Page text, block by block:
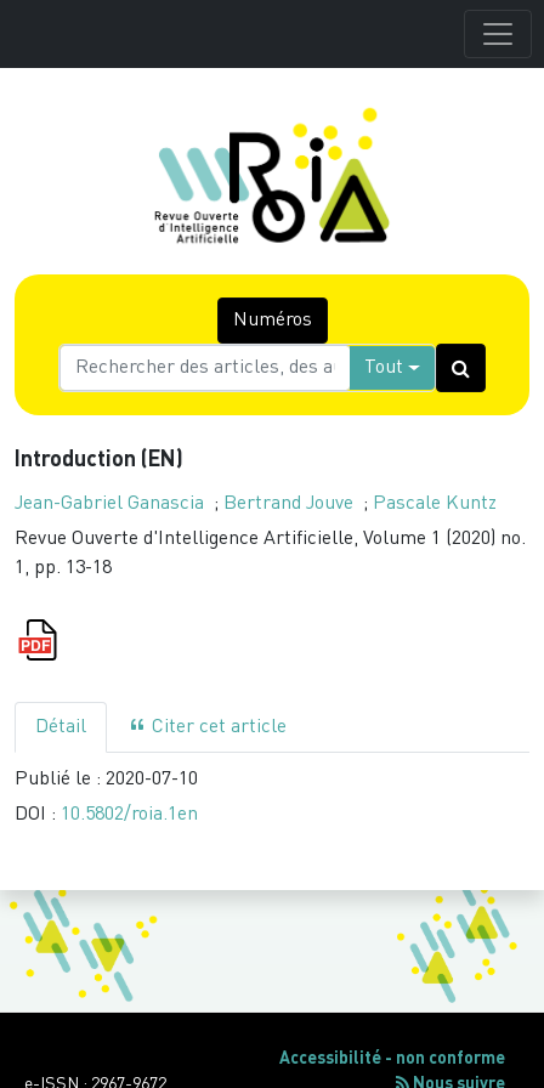
Numéros
Tout
Introduction (EN)
Jean-Gabriel Ganascia ; Bertrand Jouve ; Pascale Kuntz
Revue Ouverte d'Intelligence Artificielle, Volume 1 (2020) no.
1, pp. 13-18
Détail Citer cet article
Publié le : 2020-07-10
DOI : 10.5802/roia.1en
e-ISSN : 2967-9672
Accessibilité - non conforme
Nous suivre